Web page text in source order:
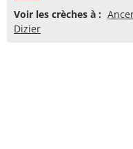
Voir les crèches à :
Dizier